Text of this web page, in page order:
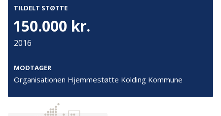
TILDELT STØTTE
150.000 kr.
2016
MODTAGER
Organisationen Hjemmestøtte Kolding Kommune
TrygFonden
T:45 26 08 00
T:45 26 08 26
info@tryghedsgruppen.dk